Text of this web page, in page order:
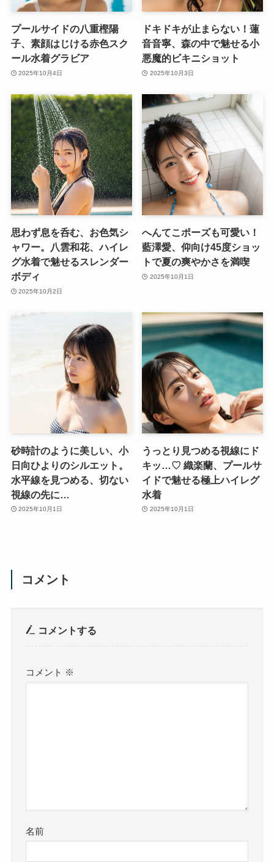
プールサイドの八重樫陽
子、素顔はじける赤色スク
ール水着グラビア
2025年10月4日
ドキドキが止まらない！蓮
音音寧、森の中で魅せる小
悪魔的ビキニショット
2025年10月3日
思わず息を呑む、お色気シ
ャワー。八雲和花、ハイレ
グ水着で魅せるスレンダー
ボディ
2025年10月2日
へんてこポーズも可愛い！
藍澤愛、仰向け45度ショッ
トで夏の爽やかさを満喫
2025年10月1日
砂時計のように美しい、小
日向ひよりのシルエット。
水平線を見つめる、切ない
視線の先に…
2025年10月1日
うっとり見つめる視線にド
キッ…♡ 織楽蘭、プールサ
イドで魅せる極上ハイレグ
水着
2025年10月1日
コメント
コメントする
コメント ※
名前